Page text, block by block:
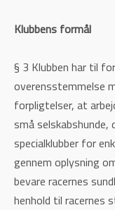
Klubbens formål
§ 3 Klubben har til
overensstemmelse
forpligtelser, at
små
specialklubber for
gennem oplysning
bevare racernes
henhold til racernes